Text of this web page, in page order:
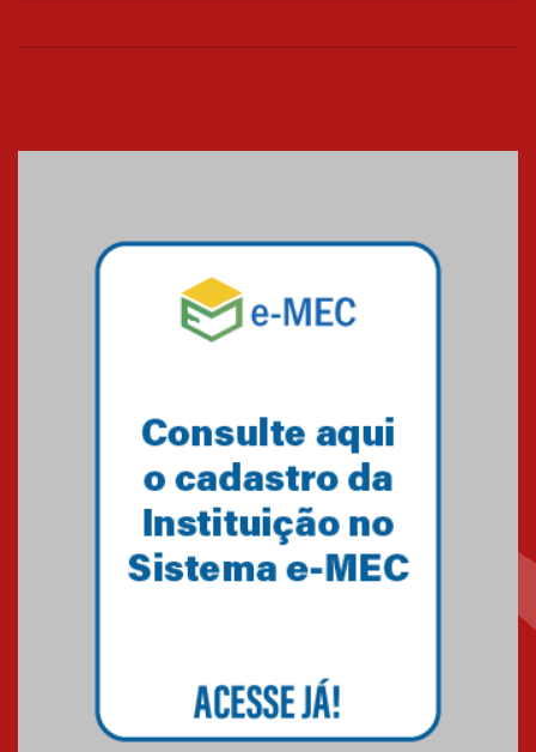
Mackenzie mobiliza campanha
solidária para apoiar famílias em
Minas Gerais
Primeiro culto do ano ressalta o
27.02.2026